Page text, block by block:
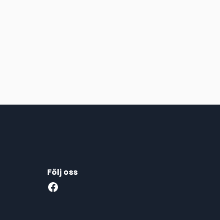
Följ oss
Facebook